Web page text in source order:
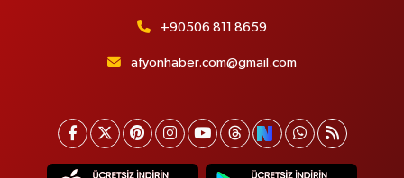
+90506 811 8659
afyonhaber.com@gmail.com